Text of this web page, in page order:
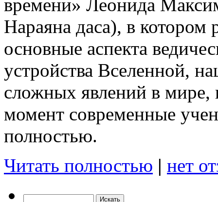
времени» Леонида
Нараяна даса), в котором
основные аспекта
устройства Вселенной,
сложных явлений в мире,
момент современные
полностью.
Читать полностью | нет